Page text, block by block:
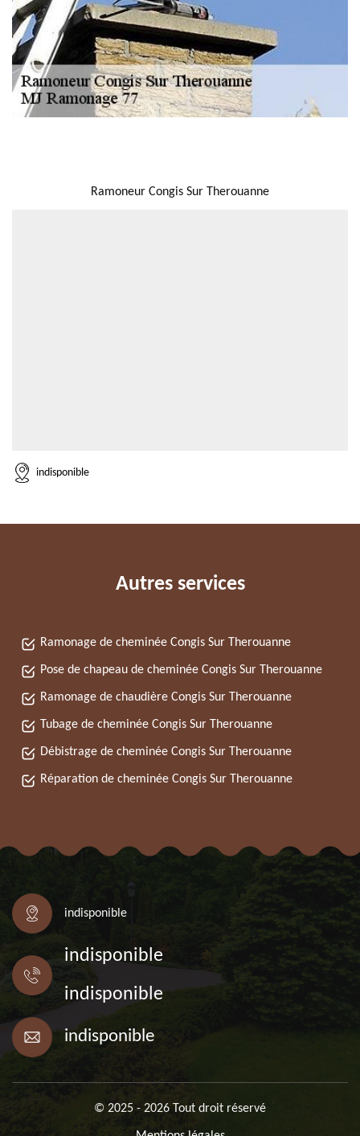
Ramoneur Congis Sur Therouanne
indisponible
Autres services
Ramonage de cheminée Congis Sur Therouanne
Pose de chapeau de cheminée Congis Sur Therouanne
Ramonage de chaudière Congis Sur Therouanne
Tubage de cheminée Congis Sur Therouanne
Débistrage de cheminée Congis Sur Therouanne
Réparation de cheminée Congis Sur Therouanne
indisponible
indisponible
indisponible
indisponible
© 2025 - 2026 Tout droit réservé